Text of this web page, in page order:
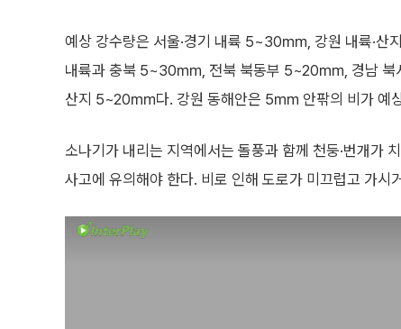
예상 강수량은 서울·경기 내륙 5~30㎜, 강원 내륙·산
내륙과 충북 5~30㎜, 전북 북동부 5~20㎜, 경남 북
산지 5~20㎜다. 강원 동해안은 5㎜ 안팎의 비가 예
소나기가 내리는 지역에서는 돌풍과 함께 천둥·번개가
사고에 유의해야 한다. 비로 인해 도로가 미끄럽고 가